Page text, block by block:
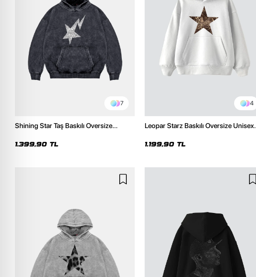
7
Shining Star Taş Baskılı Oversize
1.399,90 TL
4
Leopar Starz Baskılı Oversize Unisex
1.199,90 TL